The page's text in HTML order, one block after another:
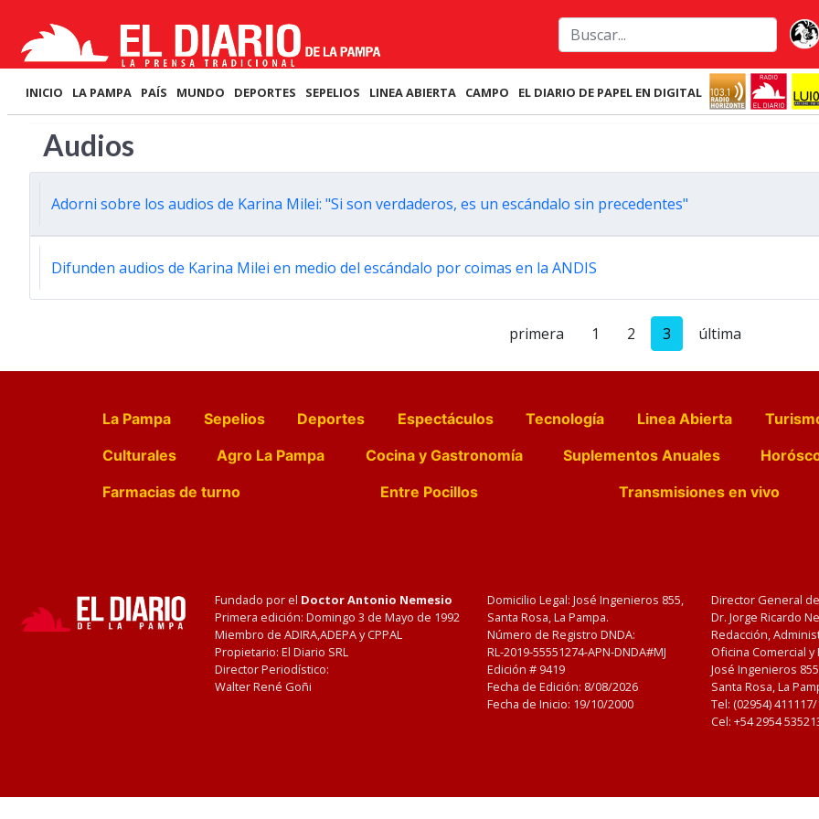
INICIO LA PAMPA PAÍS MUNDO DEPORTES SEPELIOS LINEA ABIERTA CAMPO EL DIARIO DE PAPEL EN DIGITAL
Audios
Adorni sobre los audios de Karina Milei: "Si son verdaderos, es un escándalo sin precedentes"
Difunden audios de Karina Milei en medio del escándalo por coimas en la ANDIS
primera 1 2 3 última
La Pampa Sepelios Deportes Espectáculos Tecnología Linea Abierta
Culturales
Agro La Pampa Cocina y Gastronomía Suplementos Anuales
Farmacias de turno
Entre Pocillos Transmisiones en vivo
Fundado por el Doctor Antonio Nemesio
Primera edición: Domingo 3 de Mayo de 1992
Miembro de ADIRA,ADEPA y CPPAL
Propietario: El Diario SRL
Director Periodístico:
Walter René Goñi
Domicilio Legal: José Ingenieros 855,
Santa Rosa, La Pampa.
Número de Registro DNDA:
RL-2019-55551274-APN-DNDA#MJ
Edición # 9419
Fecha de Edición: 8/08/2026
Fecha de Inicio: 19/10/2000
Director General
Dr. Jorge Ricardo
Redacción,
Oficina Comercial
José Ingenieros
Santa Rosa, La
Tel: (02954)
Cel: +54 2954